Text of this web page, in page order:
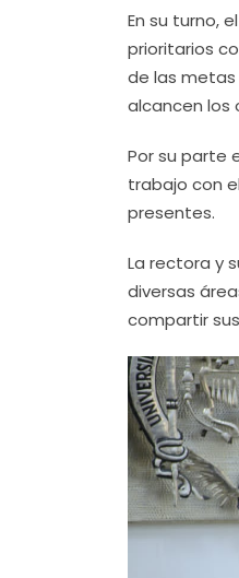
En su turno,
prioritarios
de las metas
alcancen los
Por su parte
trabajo con
presentes.
La rectora y
diversas
compartir